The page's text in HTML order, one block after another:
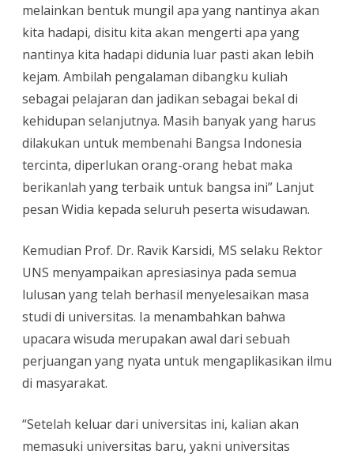
melainkan bentuk mungil apa yang nantinya akan
kita hadapi, disitu kita akan mengerti apa yang
nantinya kita hadapi didunia luar pasti akan lebih
kejam. Ambilah pengalaman dibangku kuliah
sebagai pelajaran dan jadikan sebagai bekal di
kehidupan selanjutnya. Masih banyak yang harus
dilakukan untuk membenahi Bangsa Indonesia
tercinta, diperlukan orang-orang hebat maka
berikanlah yang terbaik untuk bangsa ini” Lanjut
pesan Widia kepada seluruh peserta wisudawan.
Kemudian Prof. Dr. Ravik Karsidi, MS selaku Rektor
UNS menyampaikan apresiasinya pada semua
lulusan yang telah berhasil menyelesaikan masa
studi di universitas. Ia menambahkan bahwa
upacara wisuda merupakan awal dari sebuah
perjuangan yang nyata untuk mengaplikasikan ilmu
di masyarakat.
“Setelah keluar dari universitas ini, kalian akan
memasuki universitas baru, yakni universitas